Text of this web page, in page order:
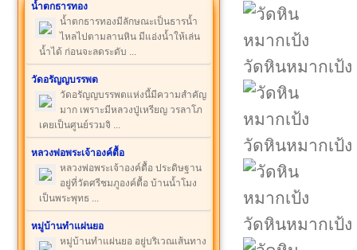
น้ำตกธารทอง
น้ำตกธารทองมีลักษณะเป็นธารน้ำ
ไหลไปตามลานหิน มีแอ่งน้ำให้เล่น
น้ำได้ ก่อนจะลดระดับ ...
วัดอรัญญบรรพต
วัดอรัญญบรรพตแห่งนี้มีความสำคัญ
มาก เพราะมีหลวงปู่เหรียญ วรลาโภ
เคยเป็นศูนย์รวมจิ ...
หลวงพ่อพระเจ้าองค์ตื้อ
หลวงพ่อพระเจ้าองค์ตื้อ ประดิษฐาน
อยู่ที่วัดศรีชมภูองค์ตื้อ บ้านน้ำโมง
เป็นพระพุทธ ...
หมู่บ้านทำแผ่นยอ
หมู่บ้านทำแผ่นยอ อยู่บริเวณเส้นทาง
วัดหินหมากเป้ง
วัดหินหมากเป้ง
วัดหินหมากเป้ง